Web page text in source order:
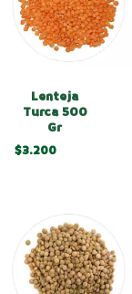
Lenteja
Turca 500
Gr
$3.200